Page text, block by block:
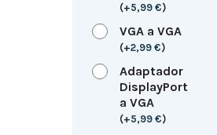
(+5,99 €)
VGA a VGA
(+2,99 €)
Adaptador
DisplayPort
a VGA
(+5,99 €)